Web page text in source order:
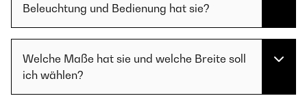
Beleuchtung und Bedienung hat sie?
Welche Maße hat sie und welche Breite soll
ich wählen?